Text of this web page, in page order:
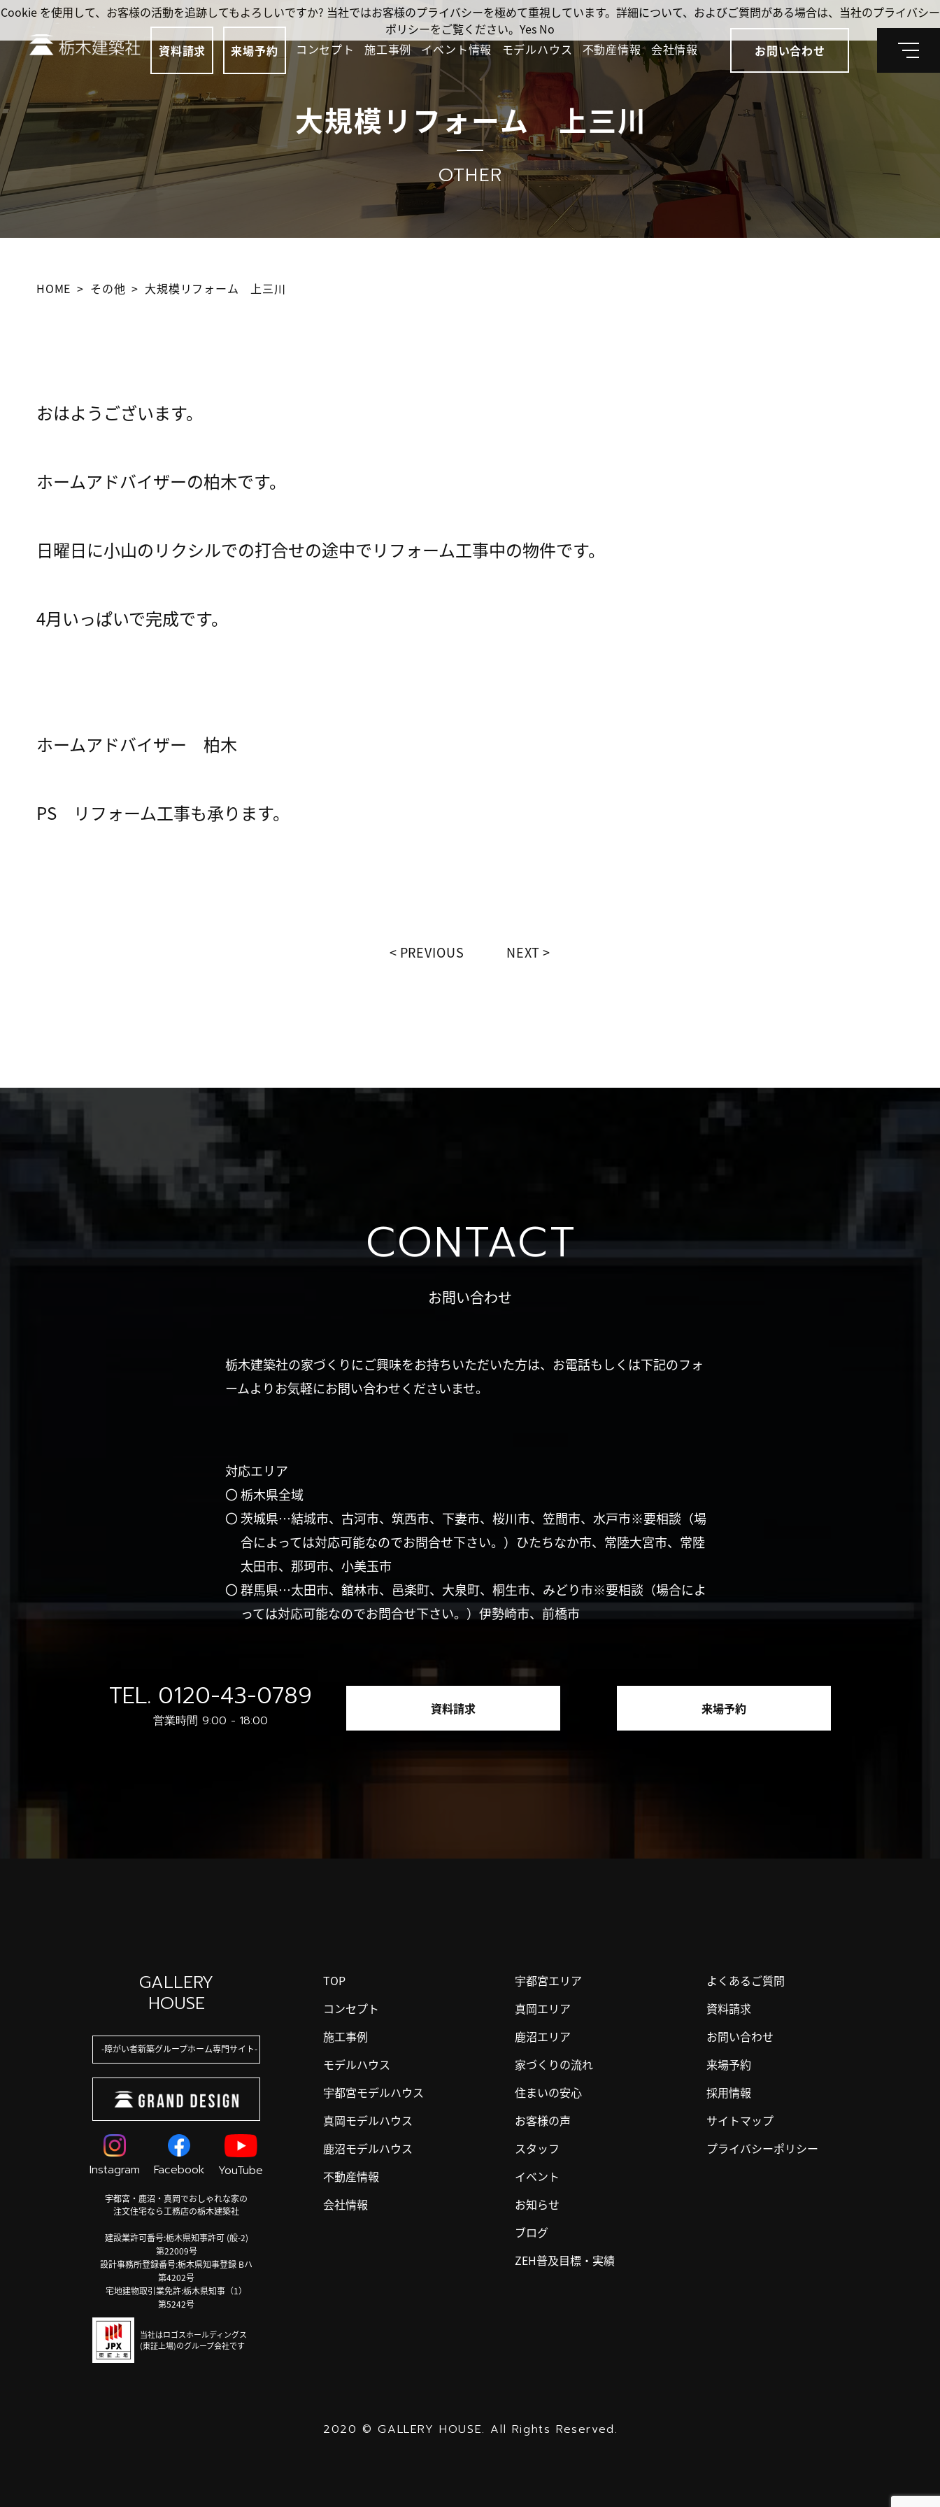
資料請求 来場予約 コンセプト 施工事例 イベント情報 モデルハウス 不動産情報 会社情報 お問い合わせ
メ
大規模リフォーム 上三川
OTHER
HOME その他 大規模リフォーム 上三川
おはようございます。
ホームアドバイザーの柏木です。
日曜日に小山のリクシルでの打合せの途中でリフォーム工事中の物件です。
4月いっぱいで完成です。
ホームアドバイザー 柏木
PS リフォーム工事も承ります。
PREVIOUS NEXT
CONTACT
お問い合わせ
栃木建築社の家づくりにご興味をお持ちいただいた方は、お電話もしくは下記のフォ
ームよりお気軽にお問い合わせくださいませ。
対応エリア
〇 栃木県全域
〇 茨城県…結城市、古河市、筑西市、下妻市、桜川市、笠間市、水戸市※要相談（場
合によっては対応可能なのでお問合せ下さい。）ひたちなか市、常陸大宮市、常陸
太田市、那珂市、小美玉市
〇 群馬県…太田市、舘林市、邑楽町、大泉町、桐生市、みどり市※要相談（場合によ
っては対応可能なのでお問合せ下さい。）伊勢崎市、前橋市
TEL. 0120-43-0789
営業時間 9:00 - 18:00
資料請求 来場予約
GALLERY
HOUSE
障がい者新築グループホーム専門サイト
Instagram Facebook YouTube
宇都宮・鹿沼・真岡でおしゃれな家の
注文住宅なら工務店の栃木建築社
建設業許可番号:栃木県知事許可 (般-2)
第22009号
設計事務所登録番号:栃木県知事登録 Bハ
第4202号
宅地建物取引業免許:栃木県知事（1）
第5242号
当社はロゴスホールディングス
(東証上場)のグループ会社です
TOP
コンセプト
施工事例
モデルハウス
宇都宮モデルハウス
真岡モデルハウス
鹿沼モデルハウス
不動産情報
会社情報
宇都宮エリア
真岡エリア
鹿沼エリア
家づくりの流れ
住まいの安心
お客様の声
スタッフ
イベント
お知らせ
ブログ
ZEH普及目標・実績
よくあるご質問
資料請求
お問い合わせ
来場予約
採用情報
サイトマップ
プライバシーポリシー
2020 ©GALLERY HOUSE. All Rights Reserved.
Cookie を使用して、お客様の活動を追跡してもよろしいですか? 当社ではお客様のプライバシーを極めて重視しています。詳細について、およびご質問がある場合は、当社のプライバシー
ポリシーをご覧ください。 Yes No